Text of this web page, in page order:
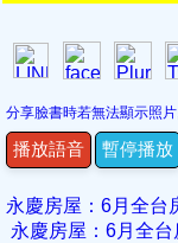
分享臉書時若無法顯示照
播放語音 暫停播放
永慶房屋：6月全台
永慶房屋：6月全